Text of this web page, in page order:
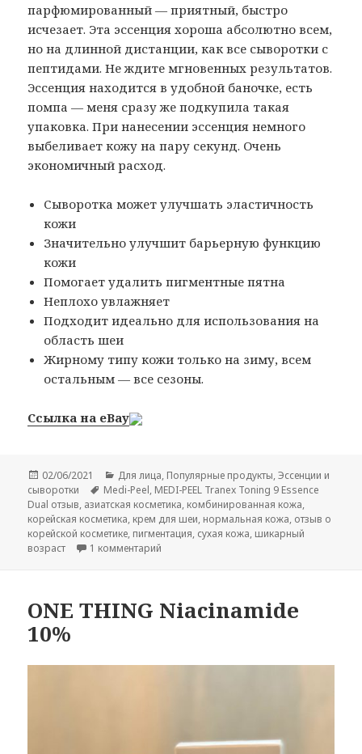
парфюмированный — приятный, быстро
исчезает. Эта эссенция хороша абсолютно всем,
но на длинной дистанции, как все сыворотки с
пептидами. Не ждите мгновенных результатов.
Эссенция находится в удобной баночке, есть
помпа — меня сразу же подкупила такая
упаковка. При нанесении эссенция немного
выбеливает кожу на пару секунд. Очень
экономичный расход.
Сыворотка может улучшать эластичность
кожи
Значительно улучшит барьерную функцию
кожи
Помогает удалить пигментные пятна
Неплохо увлажняет
Подходит идеально для использования на
область шеи
Жирному типу кожи только на зиму, всем
остальным — все сезоны.
Ссылка на eBay
Опубликовано
02/06/2021 Рубрики
Для лица, Популярные продукты,Эссенции и
сыворотки
Метки
Medi-Peel, MEDI-PEEL Tranex Toning 9 Essence
Dual отзыв, азиатская косметика, комбинированная кожа,
корейская косметика, крем для шеи, нормальная кожа, отзыв о
корейской косметике, пигментация, сухая кожа, шикарный
возраст
1 комментарий
ONE THING Niacinamide
10%